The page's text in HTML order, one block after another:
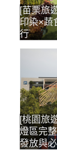
[苗栗旅
印染×蔬
行
[桃園旅
燈區完
發放與